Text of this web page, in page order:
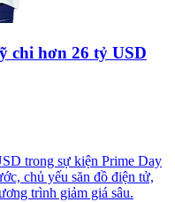
chi hơn 26 tỷ USD
trong sự kiện Prime Day
chủ yếu săn đồ điện tử,
trình giảm giá sâu.